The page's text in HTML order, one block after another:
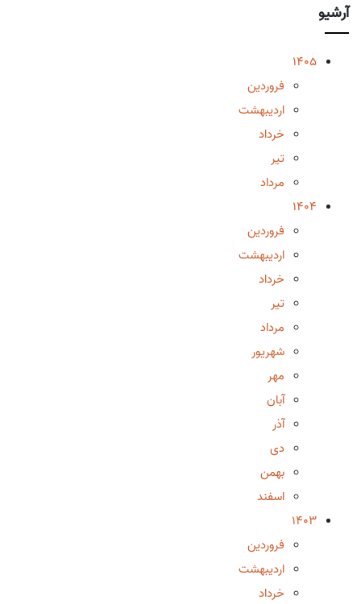
آرشیو
1405
فروردین
اردیبهشت
خرداد
تیر
مرداد
1404
فروردین
اردیبهشت
خرداد
تیر
مرداد
شهریور
مهر
آبان
آذر
دی
بهمن
اسفند
1403
فروردین
اردیبهشت
خرداد